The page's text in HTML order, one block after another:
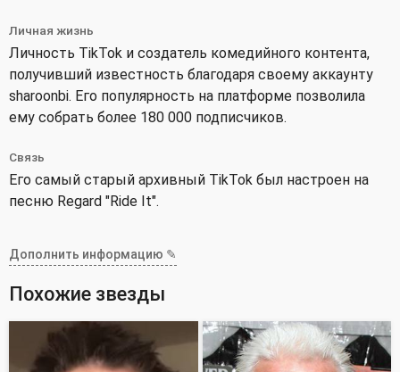
Личная жизнь
Личность TikTok и создатель комедийного контента,
получивший известность благодаря своему аккаунту
sharoonbi. Его популярность на платформе позволила
ему собрать более 180 000 подписчиков.
Связь
Его самый старый архивный TikTok был настроен на
песню Regard "Ride It".
Дополнить информацию ✎
Похожие звезды